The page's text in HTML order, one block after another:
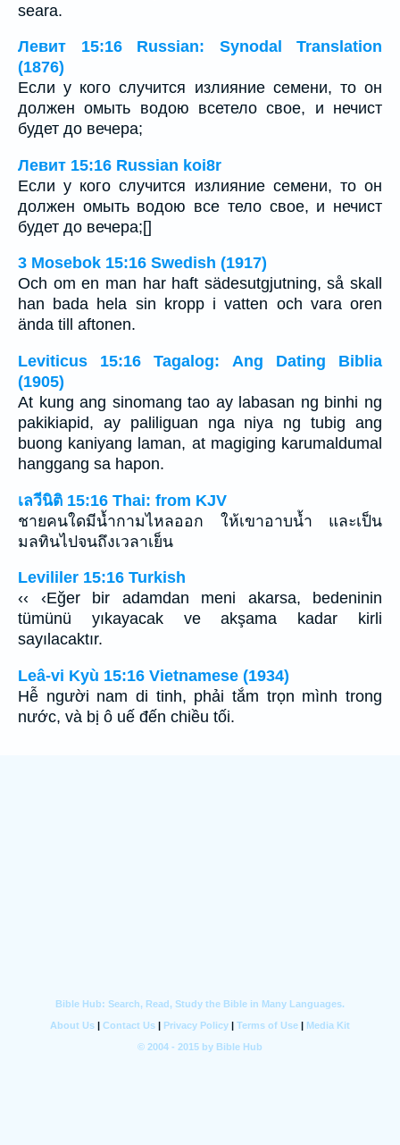
seara.
Левит 15:16 Russian: Synodal Translation
(1876)
Если у кого случится излияние семени, то он
должен омыть водою всетело свое, и нечист
будет до вечера;
Левит 15:16 Russian koi8r
Если у кого случится излияние семени, то он
должен омыть водою все тело свое, и нечист
будет до вечера;[]
3 Mosebok 15:16 Swedish (1917)
Och om en man har haft sädesutgjutning, så skall
han bada hela sin kropp i vatten och vara oren
ända till aftonen.
Leviticus 15:16 Tagalog: Ang Dating Biblia
(1905)
At kung ang sinomang tao ay labasan ng binhi ng
pakikiapid, ay paliliguan nga niya ng tubig ang
buong kaniyang laman, at magiging karumaldumal
hanggang sa hapon.
เลวีนิติ 15:16 Thai: from KJV
ชายคนใดมีน้ำกามไหลออก ให้เขาอาบน้ำ และเป็น
มลทินไปจนถึงเวลาเย็น
Levililer 15:16 Turkish
‹‹ ‹Eğer bir adamdan meni akarsa, bedeninin
tümünü yıkayacak ve akşama kadar kirli
sayılacaktır.
Leâ-vi Kyù 15:16 Vietnamese (1934)
Hễ người nam di tinh, phải tắm trọn mình trong
nước, và bị ô uế đến chiều tối.